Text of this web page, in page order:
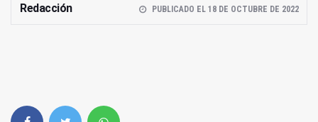
Redacción PUBLICADO EL 18 DE OCTUBRE DE 2022